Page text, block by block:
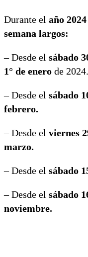
Durante el año 2024
semana largos:
– Desde el sábado
1° de enero de 2024.
– Desde el sábado
febrero.
– Desde el viernes
marzo.
– Desde el sábado
– Desde el sábado
noviembre.